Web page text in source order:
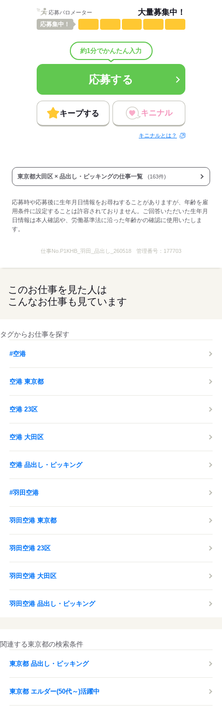
応募バロメーター 大量募集中！
応募集中！
約1分でかんたん入力
応募する
キープする キニナル
キニナルとは？
東京都大田区 × 品出し・ピッキングの仕事一覧 (163件)
応募時や応募後に生年月日情報をお尋ねすることがありますが、年齢を雇
用条件に設定することは許容されておりません。ご回答いただいた生年月
日情報は本人確認や、労働基準法に沿った年齢かの確認に使用いたしま
す。
仕事No. P1KHB_羽田_品出し_260518 管理番号： 177703
このお仕事を見た人は
こんなお仕事も見ています
タグからお仕事を探す
#空港
空港 東京都
空港 23区
空港 大田区
空港 品出し・ピッキング
#羽田空港
羽田空港 東京都
羽田空港 23区
羽田空港 大田区
羽田空港 品出し・ピッキング
関連する東京都の検索条件
東京都 品出し・ピッキング
東京都 エルダー(50代～)活躍中